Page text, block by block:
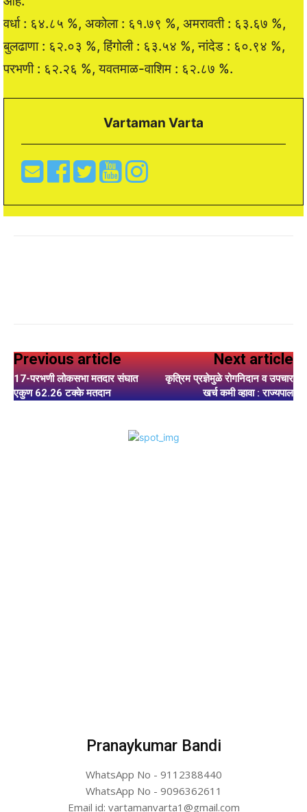
वर्धा : ६४.८५ %, अकोला : ६१.७९ %, अमरावती : ६३.६७ %,
बुलढाणा : ६२.०३ %, हिंगोली : ६३.५४ %, नांदेड : ६०.९४ %,
परभणी : ६२.२६ %, यवतमाळ-वाशिम : ६२.८७ %.
Vartaman Varta
Previous article
17-परभणी लोकसभा मतदार संघात
एकुण 62.26 टक्के मतदान
Next article
कृत्रिम प्रज्ञेमुळे रोगनिदान व उपचार
खर्च कमी व्हावा : राज्यपाल
Pranaykumar Bandi
WhatsApp No - 9112388440
WhatsApp No - 9096362611
Email id: vartamanvarta1@gmail.com